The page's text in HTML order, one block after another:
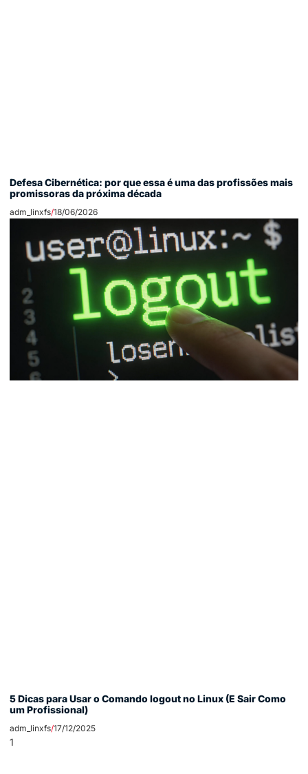
Defesa Cibernética: por que essa é uma das profissões mais
promissoras da próxima década
adm_linxfs 18/06/2026
5 Dicas para Usar o Comando logout no Linux (E Sair Como
um Profissional)
adm_linxfs 17/12/2025